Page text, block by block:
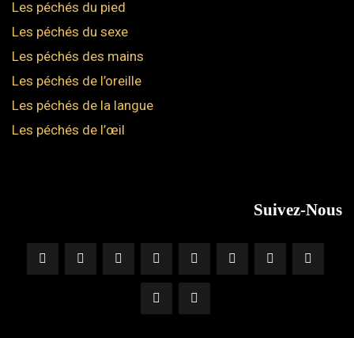
Les péchés du pied
Les péchés du sexe
Les péchés des mains
Les péchés de l’oreille
Les péchés de la langue
Les péchés de l’œil
Suivez-Nous